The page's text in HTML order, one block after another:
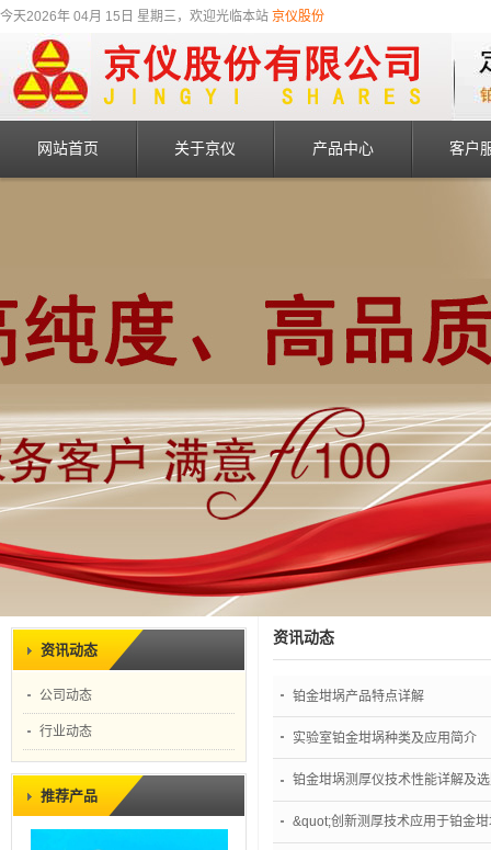
今天2026年 04月 15日 星期三，欢迎光临本站 京仪股份
网站首页 关于京仪 产品中心 客户
资讯动态
公司动态
行业动态
推荐产品
资讯动态
铂金坩埚产品特点详解
实验室铂金坩埚种类及应用简介
铂金坩埚测厚仪技术性能详解及
&quot;创新测厚技术应用于铂金